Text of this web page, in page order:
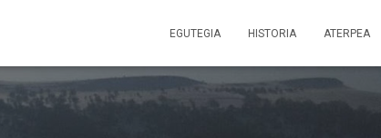
EGUTEGIA HISTORIA ATERPEA